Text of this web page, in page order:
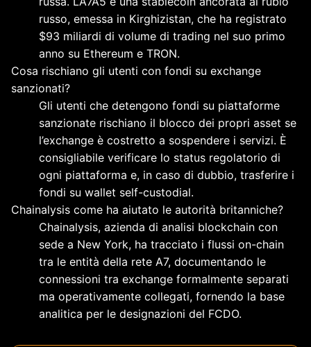
russo, emessa in Kirghizistan, che ha registrato
$93 miliardi di volume di trading nel suo primo
anno su Ethereum e TRON.
Cosa rischiano gli utenti con fondi su exchange
sanzionati?
Gli utenti che detengono fondi su piattaforme
sanzionate rischiano il blocco dei propri asset se
l’exchange è costretto a sospendere i servizi. È
consigliabile verificare lo status regolatorio di
ogni piattaforma e, in caso di dubbio, trasferire i
fondi su wallet self-custodial.
Chainalysis come ha aiutato le autorità britanniche?
Chainalysis, azienda di analisi blockchain con
sede a New York, ha tracciato i flussi on-chain
tra le entità della rete A7, documentando le
connessioni tra exchange formalmente separati
ma operativamente collegati, fornendo la base
analitica per le designazioni del FCDO.